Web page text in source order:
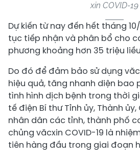
xin COVID-19
Dự kiến từ nay đến hết tháng
tục tiếp nhận và phân bổ cho
phương khoảng hơn 35 triệu
Do đó để đảm bảo sử dụng
hiệu quả, tăng nhanh diện bao
tình hình dịch bệnh trong thời
tế điện Bí thư Tỉnh ủy, Thành
nhân dân các tỉnh, thành phố
chủng văcxin COVID-19 là
tiên hàng đầu trong giai đoạn